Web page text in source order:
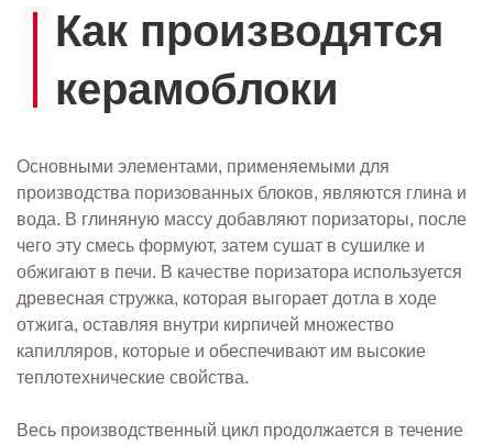
Как производятся
керамоблоки
Основными элементами, применяемыми для
производства поризованных блоков, являются глина и
вода. В глиняную массу добавляют поризаторы, после
чего эту смесь формуют, затем сушат в сушилке и
обжигают в печи. В качестве поризатора используется
древесная стружка, которая выгорает дотла в ходе
отжига, оставляя внутри кирпичей множество
капилляров, которые и обеспечивают им высокие
теплотехнические свойства.
Весь производственный цикл продолжается в течение